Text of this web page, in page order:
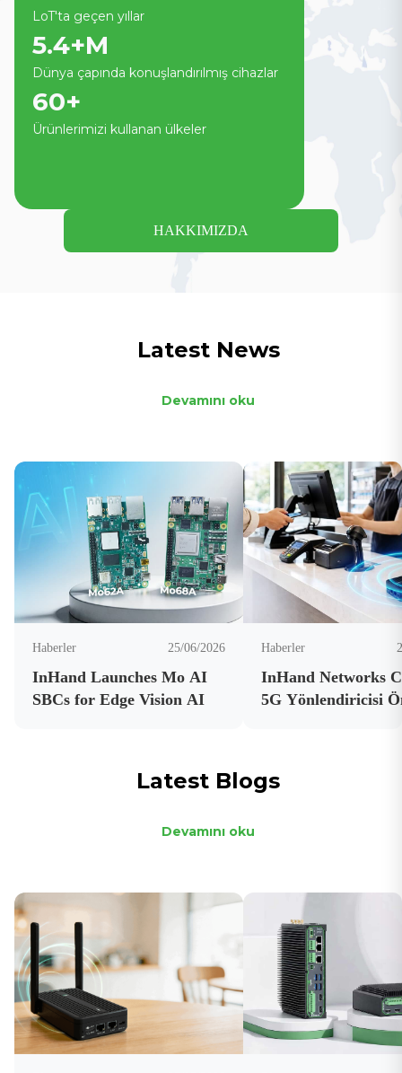
LoT'ta geçen yıllar
Dünya çapında konuşlandırılmış cihazlar
5.4+M
Ürünlerimizi kullanan ülkeler
60+
HAKKIMIZDA
Latest News
Devamını oku
Haberler 25/06/2026
InHand Launches Mo AI
SBCs for Edge Vision AI
Haberler
InHand Networks
5G Yönlendiricisi
Latest Blogs
Devamını oku